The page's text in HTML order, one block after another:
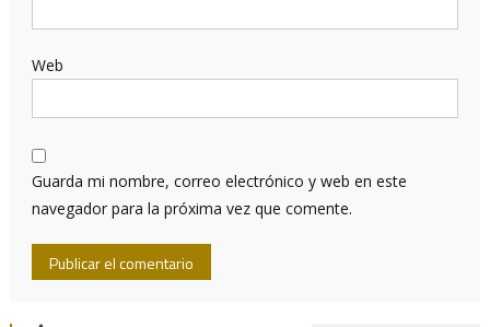
Web
Guarda mi nombre, correo electrónico y web en este
navegador para la próxima vez que comente.